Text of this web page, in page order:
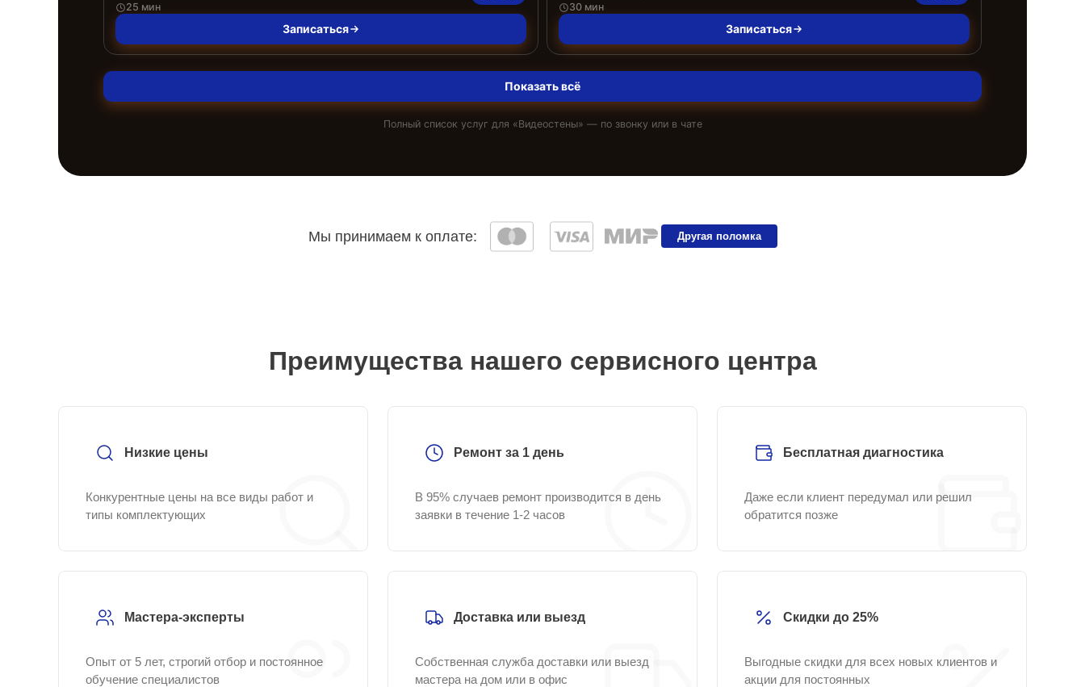
25 мин
Записаться
30 мин
Записаться
Показать всё
Полный список услуг для «Видеостены» — по звонку или в чате
Мы принимаем к оплате: Другая поломка
Преимущества нашего сервисного центра
Низкие цены
Конкурентные цены на все виды работ и
типы комплектующих
Ремонт за 1 день
В 95% случаев ремонт производится в день
заявки в течение 1-2 часов
Бесплатная диагностика
Даже если клиент передумал или решил
обратится позже
Мастера-эксперты
Опыт от 5 лет, строгий отбор и постоянное
обучение специалистов
Доставка или выезд
Собственная служба доставки или выезд
мастера на дом или в офис
Скидки до 25%
Выгодные скидки для всех новых клиентов и
акции для постоянных